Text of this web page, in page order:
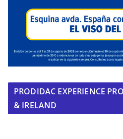
PRODIDAC EXPERIENCE
& IRELAND